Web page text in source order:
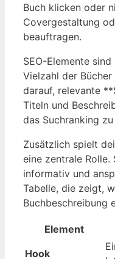
Buch klicken oder
Covergestaltung
beauftragen.
SEO-Elemente
Vielzahl der
darauf, relevante
Titeln und
das Suchranking
Zusätzlich spielt
eine zentrale Rolle.
informativ und
Tabelle, die zeigt,
Buchbeschreibung
Element
Hook